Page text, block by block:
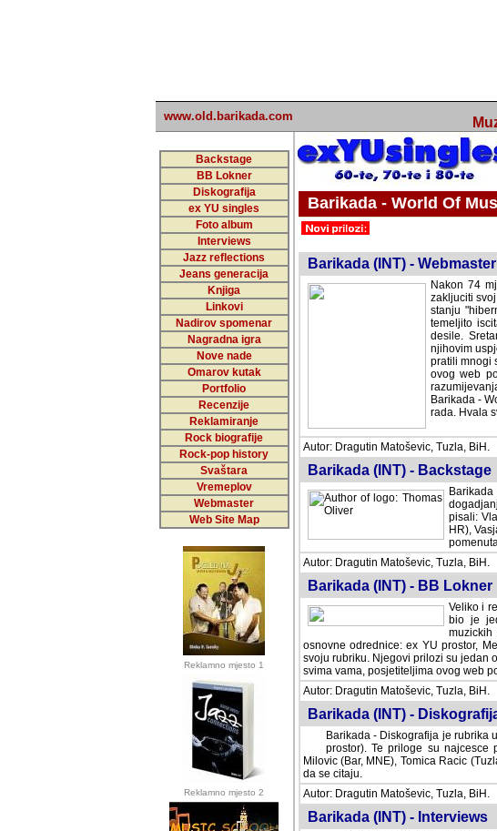
www.old.barikada.com
Backstage
BB Lokner
Diskografija
ex YU singles
Foto album
Interviews
Jazz reflections
Jeans generacija
Knjiga
Linkovi
Nadirov spomenar
Nagradna igra
Nove nade
Omarov kutak
Portfolio
Recenzije
Reklamiranje
Rock biografije
Rock-pop history
Svaštara
Vremeplov
Webmaster
Web Site Map
Reklamno mjesto 1
Reklamno mjesto 2
Barikada - World Of
Barikada (INT) -
Nakon 74
zakljuciti
stanju
temeljito
Sretan sam
uspjesima,
mnogi
web
Barikada -
rada. Hvala
Autor: Dragutin Matoševic, Tuzla, BiH.
Barikada (INT) - Backstage
pisali:
HR),
Autor: Dragutin Matoševic, Tuzla, BiH.
Barikada (INT) - BB Lokner
Veliko i
bio je
albuma
odrednice: ex YU prostor, Metal
Njegovi prilozi su jedan od vrijednijih
posjetiteljima ovog web portala.
Autor: Dragutin Matoševic, Tuzla, BiH.
Barikada (INT) - Diskografija
Barikada - Diskografija je rubrika
prostor). Te priloge su najcesce
(Bar, MNE), Tomica Racic (Tuzla,
citaju.
Autor: Dragutin Matoševic, Tuzla, BiH.
Barikada (INT) - Interviews